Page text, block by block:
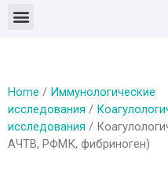
Home / Иммунологические
исследования /
исследования /
АЧТВ, РФМК, фибриноген)